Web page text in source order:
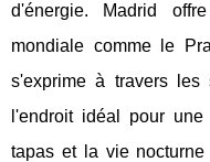
d'énergie. Madrid
mondiale comme le
s'exprime à travers
l'endroit idéal pour
tapas et la vie